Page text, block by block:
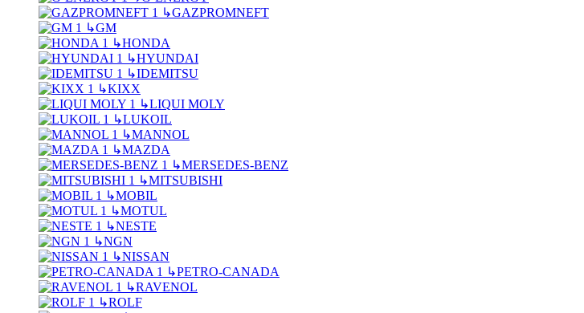
↳GAZPROMNEFT
↳GM
↳HONDA
↳HYUNDAI
↳IDEMITSU
↳KIXX
↳LIQUI MOLY
↳LUKOIL
↳MANNOL
↳MAZDA
↳MERSEDES-BENZ
↳MITSUBISHI
↳MOBIL
↳MOTUL
↳NESTE
↳NGN
↳NISSAN
↳PETRO-CANADA
↳RAVENOL
↳ROLF